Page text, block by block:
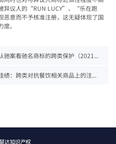
异议人的“RUN LUCY” 、 “乐在跑
恶意而不予核准注册，这无疑体现了国
。
案看驰名商标的跨类保护（2021...
绩：跨类对抗餐饮相关商品上的注...